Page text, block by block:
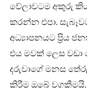
වේලාවටම අකුරු
කරන්න එපා.
අධ්‍යාපනයට ප්‍රිය
එය මවක් ලෙස
දරුවාගේ මනස
කිරීම ඔබේ වගකීමයි.